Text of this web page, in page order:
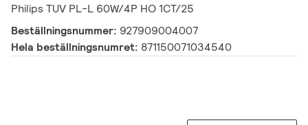
Philips TUV PL-L 60W/4P HO 1CT/25
Beställningsnummer: 927909004007
Hela beställningsnumret: 871150071034540